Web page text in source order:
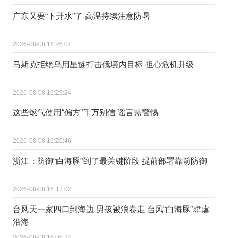
广东又要“下开水”了 高温持续注意防暑
2026-08-08 16:26:07
马斯克拒绝乌用星链打击俄境内目标 担心危机升级
2026-08-08 16:25:24
这些燃气使用“偏方”千万别信 谣言需警惕
2026-08-08 16:20:46
浙江：防御“白海豚”到了最关键阶段 提前部署靠前防御
2026-08-08 16:17:02
台风天一家四口到海边 男孩被浪卷走 台风“白海豚”肆虐
沿海